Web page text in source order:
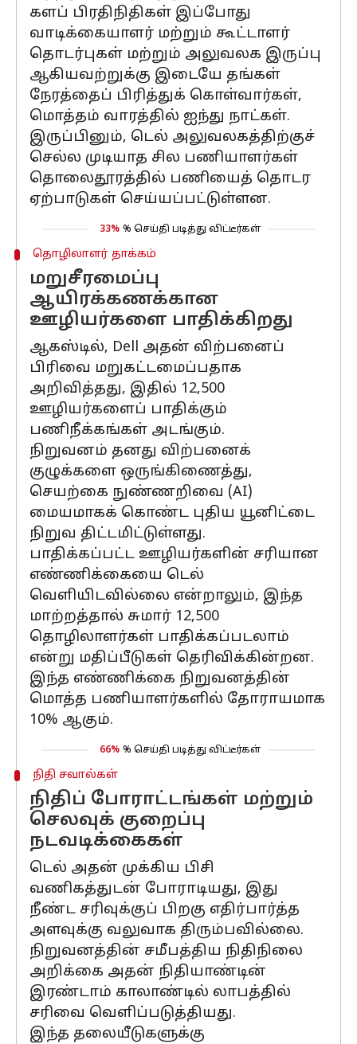
களப் பிரதிநிதிகள் இப்போது
வாடிக்கையாளர் மற்றும் கூட்டாளர்
தொடர்புகள் மற்றும் அலுவலக இருப்பு
ஆகியவற்றுக்கு இடையே தங்கள்
நேரத்தைப் பிரித்துக் கொள்வார்கள்,
மொத்தம் வாரத்தில் ஐந்து நாட்கள்.
இருப்பினும், டெல் அலுவலகத்திற்குச்
செல்ல முடியாத சில பணியாளர்கள்
தொலைதூரத்தில் பணியைத் தொடர
ஏற்பாடுகள் செய்யப்பட்டுள்ளன.
33% % செய்தி படித்து விட்டீர்கள்
தொழிலாளர் தாக்கம்
மறுசீரமைப்பு
ஆயிரக்கணக்கான
ஊழியர்களை பாதிக்கிறது
ஆகஸ்டில், Dell அதன் விற்பனைப்
பிரிவை மறுகட்டமைப்பதாக
அறிவித்தது, இதில் 12,500
ஊழியர்களைப் பாதிக்கும்
பணிநீக்கங்கள் அடங்கும்.
நிறுவனம் தனது விற்பனைக்
குழுக்களை ஒருங்கிணைத்து,
செயற்கை நுண்ணறிவை (AI)
மையமாகக் கொண்ட புதிய யூனிட்டை
நிறுவ திட்டமிட்டுள்ளது.
பாதிக்கப்பட்ட ஊழியர்களின் சரியான
எண்ணிக்கையை டெல்
வெளியிடவில்லை என்றாலும், இந்த
மாற்றத்தால் சுமார் 12,500
தொழிலாளர்கள் பாதிக்கப்படலாம்
என்று மதிப்பீடுகள் தெரிவிக்கின்றன.
இந்த எண்ணிக்கை நிறுவனத்தின்
மொத்த பணியாளர்களில் தோராயமாக
10% ஆகும்.
66% % செய்தி படித்து விட்டீர்கள்
நிதி சவால்கள்
நிதிப் போராட்டங்கள் மற்றும்
செலவுக் குறைப்பு
நடவடிக்கைகள்
டெல் அதன் முக்கிய பிசி
வணிகத்துடன் போராடியது, இது
நீண்ட சரிவுக்குப் பிறகு எதிர்பார்த்த
அளவுக்கு வலுவாக திரும்பவில்லை.
நிறுவனத்தின் சமீபத்திய நிதிநிலை
அறிக்கை அதன் நிதியாண்டின்
இரண்டாம் காலாண்டில் லாபத்தில்
சரிவை வெளிப்படுத்தியது.
இந்த தலையீடுகளுக்கு